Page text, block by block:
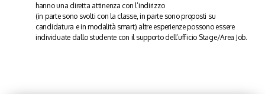
hanno una diretta attinenza con l’indirizzo
(in parte sono svolti con la classe, in parte sono proposti su
candidatura e in modalità smart) altre esperienze possono essere
individuate dallo studente con il supporto dell’ufficio Stage/Area Job.